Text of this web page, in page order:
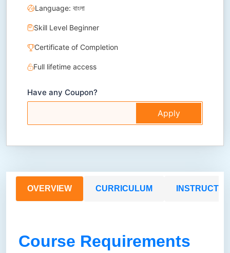
OVERVIEW CURRICULUM
Course Requirements
Language: বাংলা
Skill Level Beginner
Certificate of Completion
Full lifetime access
Have any Coupon?
Apply